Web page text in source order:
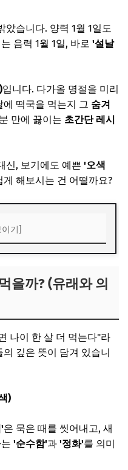
았습니다. 양력 1월 1일도
음력 1월 1일, 바로 '설날
입니다. 다가올 명절을 미리
떡국을 먹는지 그 숨겨
만에 끓이는 초간단 레시
신, 보기에도 예쁜 '오색
해보시는 건 어떨까요?
이기]
이는 법
' 추천
을까? (유래와 의
나이 한 살 더 먹는다"라
깊은 뜻이 담겨 있습니
)
은 묵은 때를 씻어내고, 새
'순수함'과 '정화'를 의미